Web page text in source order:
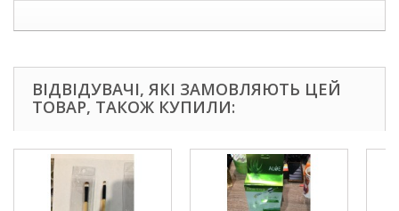
ВІДВІДУВАЧІ, ЯКІ ЗАМОВЛЯЮТЬ ЦЕЙ
ТОВАР, ТАКОЖ КУПИЛИ: